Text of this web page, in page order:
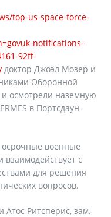
top-us-space-force-
notifications-
92ff-
доктор Джоэл Мозер и
Оборонной
осмотрели наземную
в Портсдаун-
военные
взаимодействует с
для решения
вопросов.
Атос Ритсперис, зам.